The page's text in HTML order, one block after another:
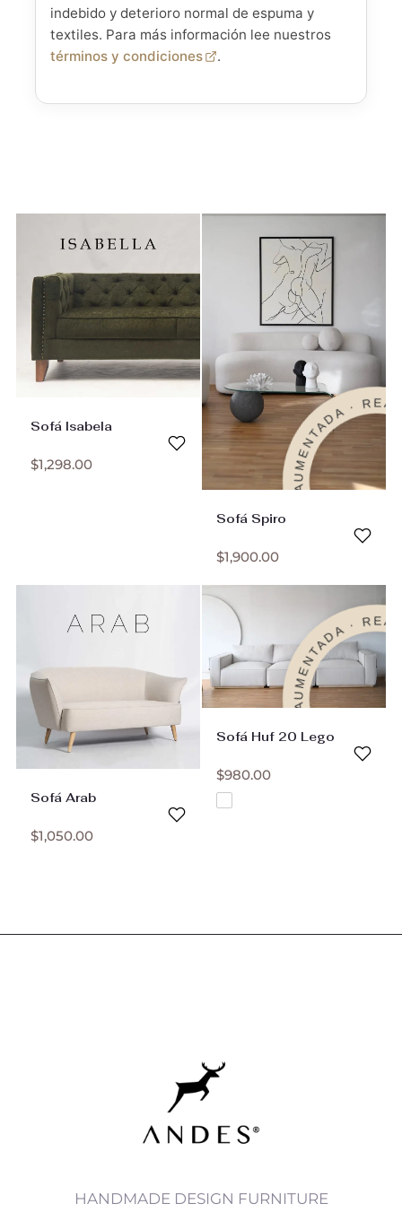
indebido y deterioro normal de espuma y
textiles. Para más información lee nuestros
términos y condiciones
.
Sofá Isabela
$1,298.00 REALIDAD
Sofá Spiro
$1,900.00
Sofá Arab
$1,050.00
REALIDAD
Sofá Huf 20 Lego
$980.00
HANDMADE DESIGN FURNITURE